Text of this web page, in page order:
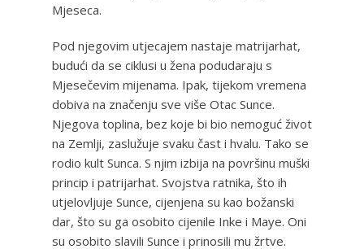
Mjeseca.
Pod njegovim utjecajem nastaje matrijarhat,
budući da se ciklusi u žena podudaraju s
Mjesečevim mijenama. Ipak, tijekom vremena
dobiva na značenju sve više Otac Sunce.
Njegova toplina, bez koje bi bio nemoguć život
na Zemlji, zaslužuje svaku čast i hvalu. Tako se
rodio kult Sunca. S njim izbija na površinu muški
princip i patrijarhat. Svojstva ratnika, što ih
utjelovljuje Sunce, cijenjena su kao božanski
dar, što su ga osobito cijenile Inke i Maye. Oni
su osobito slavili Sunce i prinosili mu žrtve.